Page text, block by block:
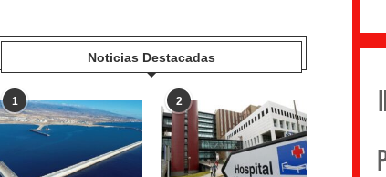
Noticias Destacadas
1 2